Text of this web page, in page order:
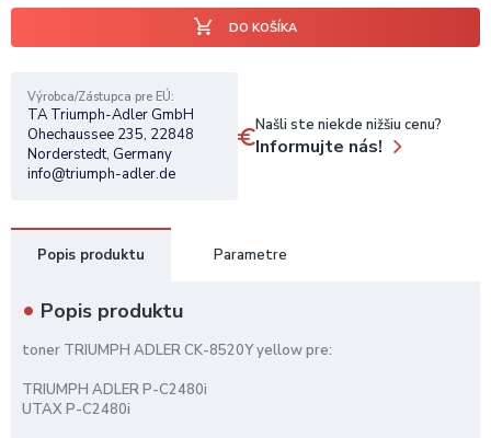
DO KOŠÍKA
Výrobca/Zástupca pre EÚ
TA Triumph-Adler GmbH
Ohechaussee 235, 22848
Norderstedt, Germany
info@triumph-adler.de
Našli ste niekde nižšiu cenu?
Informujte nás!
Popis produktu Parametre
Popis produktu
toner TRIUMPH ADLER CK-8520Y yellow pre:
TRIUMPH ADLER P-C2480i
UTAX P-C2480i